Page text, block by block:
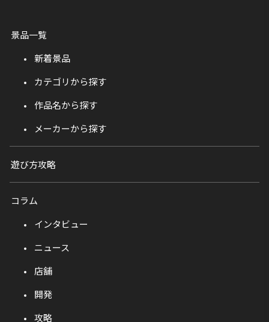
景品一覧
新着景品
カテゴリから探す
作品名から探す
メーカーから探す
遊び方攻略
コラム
インタビュー
ニュース
店舗
開発
攻略